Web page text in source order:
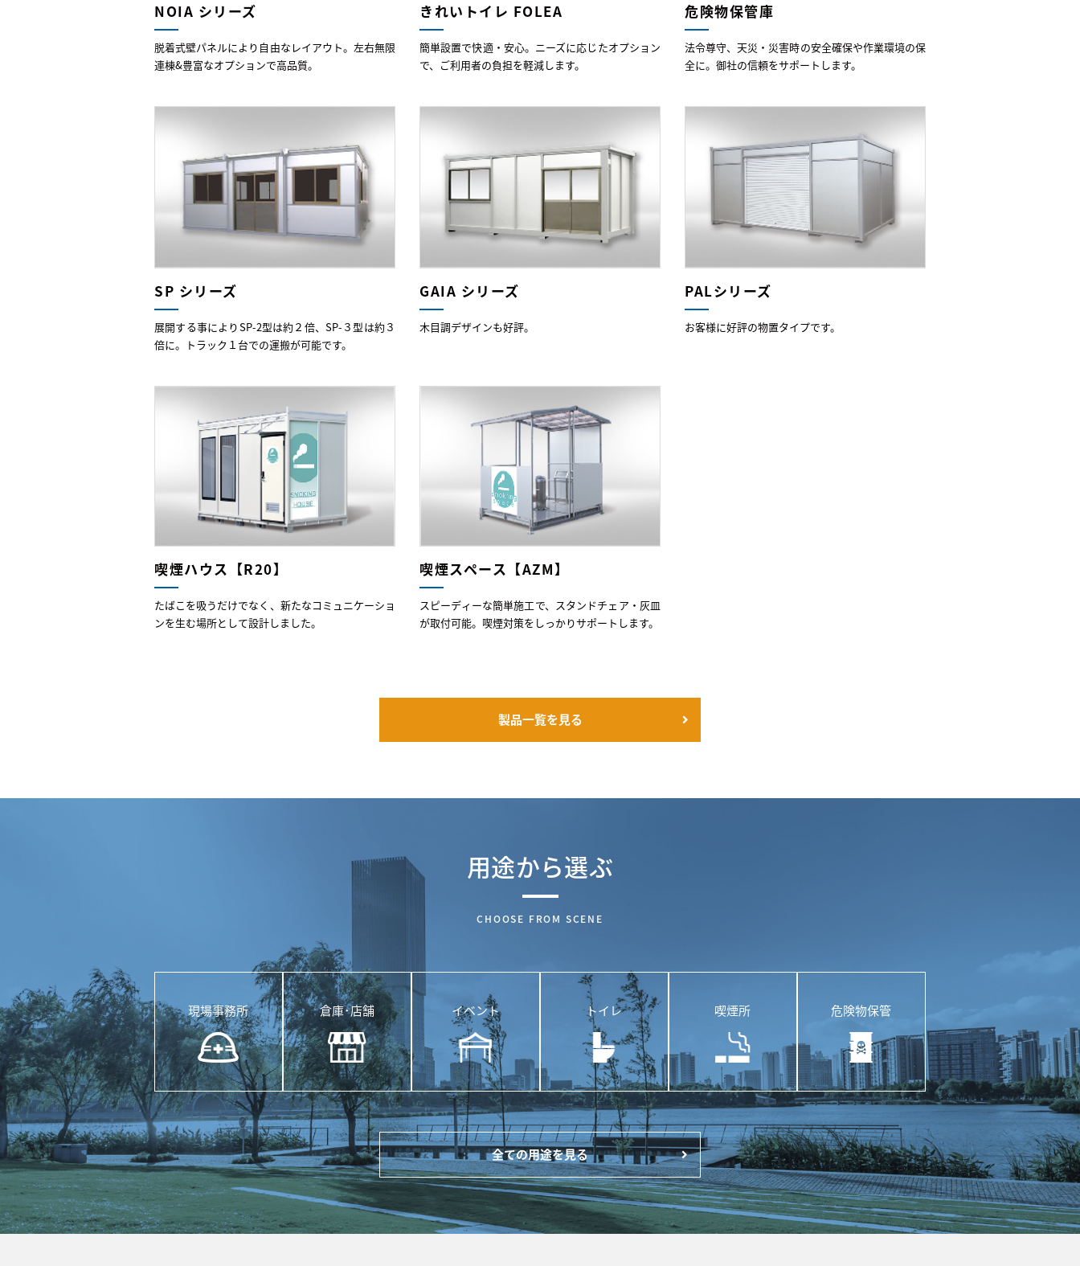
NOIA シリーズ
脱着式壁パネルにより自由なレイアウト。左右無限
連棟&豊富なオプションで高品質。
きれいトイレ FOLEA
簡単設置で快適・安心。ニーズに応じたオプション
で、ご利用者の負担を軽減します。
危険物保管庫
法令尊守、天災・災害時の安全確保や作業環境の保
全に。御社の信頼をサポートします。
SP シリーズ
展開する事によりSP-2型は約２倍、SP-３型は約３
倍に。トラック１台での運搬が可能です。
GAIA シリーズ
木目調デザインも好評。
PALシリーズ
お客様に好評の物置タイプです。
喫煙ハウス【R20】
たばこを吸うだけでなく、新たなコミュニケーショ
ンを生む場所として設計しました。
喫煙スペース【AZM】
スピーディーな簡単施工で、スタンドチェア・灰皿
が取付可能。喫煙対策をしっかりサポートします。
製品一覧を見る
用途から選ぶ
CHOOSE FROM SCENE
現場事務所 倉庫･店舗 イベント トイレ 喫煙所 危険物保管
全ての用途を見る